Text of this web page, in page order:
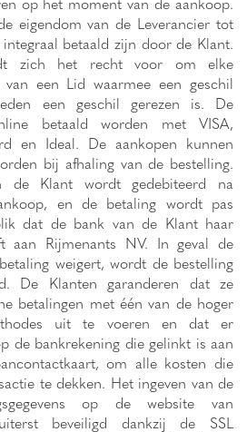
eigendom van de Leverancier tot
betaald zijn door de Klant.
zich het recht voor om elke
een Lid waarmee een geschil
een geschil gerezen is. De
betaald worden met VISA,
en Ideal. De aankopen kunnen
bij afhaling van de bestelling.
de Klant wordt gedebiteerd na
en de betaling wordt pas
dat de bank van de Klant haar
aan Rijmenants NV. In geval de
weigert, wordt de bestelling
De Klanten garanderen dat ze
betalingen met één van de hoger
uit te voeren en dat er
de bankrekening die gelinkt is aan
om alle kosten die
te dekken. Het ingeven van de
op de website van
beveiligd dankzij de SSL